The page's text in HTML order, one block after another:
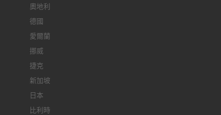
奧地利
德國
愛爾蘭
挪威
捷克
新加坡
日本
比利時